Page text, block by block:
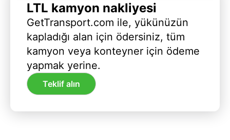
LTL kamyon nakliyesi
GetTransport.com ile, yükünüzün
kapladığı alan için ödersiniz, tüm
kamyon veya konteyner için ödeme
yapmak yerine.
Teklif alın